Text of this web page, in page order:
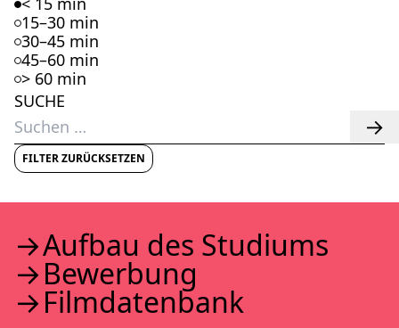
2018
2017
2016
2015
2014
2013
2012
2011
2010
2009
2006
2005
2004
2003
2002
15–30 min
30–45 min
45–60 min
> 60 min
SUCHE
Suchen
nach:
FILTER ZURÜCKSETZEN
Auf­bau des Stu­di­ums
Bewer­bung
Film­da­ten­bank